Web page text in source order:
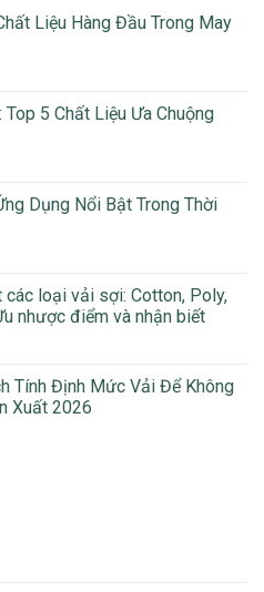
Liệu Hàng Đầu Trong May
5 Chất Liệu Ưa Chuộng
Dụng Nổi Bật Trong Thời
các loại vải sợi: Cotton, Poly,
nhược điểm và nhận biết
Tính Định Mức Vải Để Không
Xuất 2026